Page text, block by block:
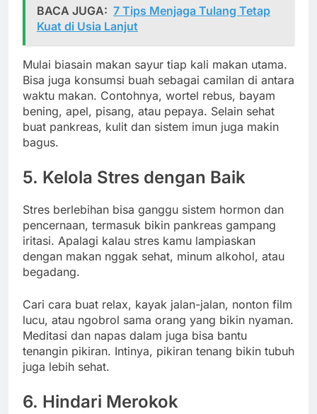
BACA JUGA: 7 Tips Menjaga Tulang Tetap
Kuat di Usia Lanjut
Mulai biasain makan sayur tiap kali makan utama.
Bisa juga konsumsi buah sebagai camilan di antara
waktu makan. Contohnya, wortel rebus, bayam
bening, apel, pisang, atau pepaya. Selain sehat
buat pankreas, kulit dan sistem imun juga makin
bagus.
5. Kelola Stres dengan Baik
Stres berlebihan bisa ganggu sistem hormon dan
pencernaan, termasuk bikin pankreas gampang
iritasi. Apalagi kalau stres kamu lampiaskan
dengan makan nggak sehat, minum alkohol, atau
begadang.
Cari cara buat relax, kayak jalan-jalan, nonton film
lucu, atau ngobrol sama orang yang bikin nyaman.
Meditasi dan napas dalam juga bisa bantu
tenangin pikiran. Intinya, pikiran tenang bikin tubuh
juga lebih sehat.
6. Hindari Merokok